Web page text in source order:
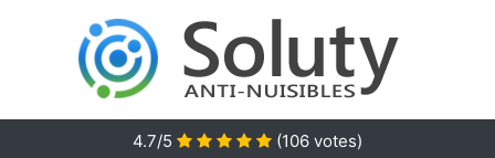
4.7/5 (106 votes)